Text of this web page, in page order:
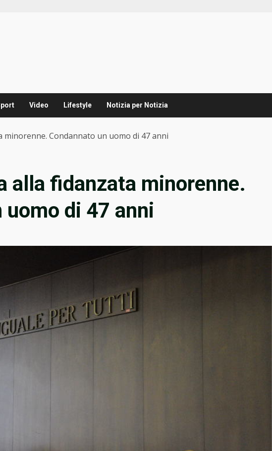
Video Lifestyle Notizia per Notizia
minorenne. Condannato un uomo di 47 anni
alla fidanzata minorenne.
uomo di 47 anni